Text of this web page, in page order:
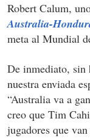
Robert Calum,
Australia-
meta al Mundial
De inmediato, sin
nuestra enviada
“Australia va a
creo que Tim
jugadores que